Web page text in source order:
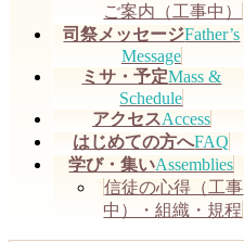
ご案内（工事中）
司祭メッセージFather’s
Message
ミサ・予定Mass &
Schedule
アクセスAccess
はじめての方へFAQ
学び・集いAssemblies
信徒の心得（工事
中）・組織・規程